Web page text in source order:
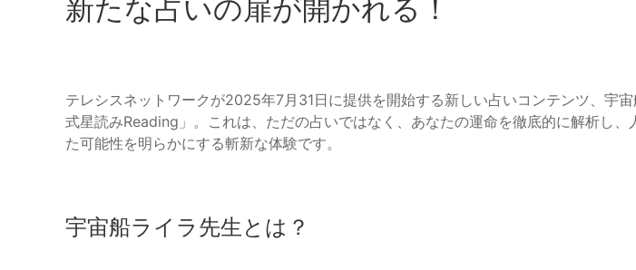
新たな占いの扉が開かれる！
テレシスネットワークが2025年7月31日に提供を開始する新しい占いコンテンツ、宇
式星読みReading」。これは、ただの占いではなく、あなたの運命を徹底的に解析し、
た可能性を明らかにする斬新な体験です。
宇宙船ライラ先生とは？